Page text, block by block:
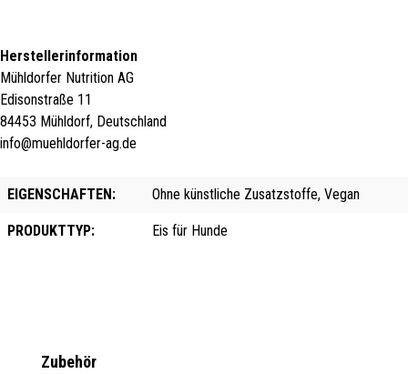
Herstellerinformation
Mühldorfer Nutrition AG
Edisonstraße 11
84453 Mühldorf, Deutschland
info@muehldorfer-ag.de
EIGENSCHAFTEN: Ohne künstliche Zusatzstoffe, Vegan
PRODUKTTYP: Eis für Hunde
Produktgalerie überspringen
Zubehör